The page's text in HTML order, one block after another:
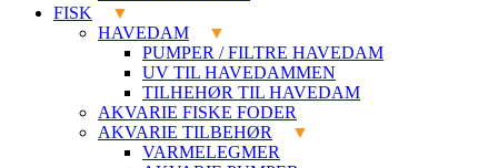
FISK
HAVEDAM
PUMPER / FILTRE HAVEDAM
UV TIL HAVEDAMMEN
TILHEHØR TIL HAVEDAM
AKVARIE FISKE FODER
AKVARIE TILBEHØR
VARMELEGMER